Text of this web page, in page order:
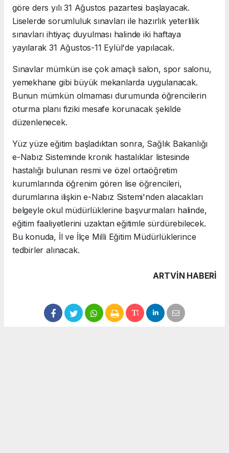
göre ders yılı 31 Ağustos pazartesi başlayacak.
Liselerde sorumluluk sınavları ile hazırlık yeterlilik
sınavları ihtiyaç duyulması halinde iki haftaya
yayılarak 31 Ağustos-11 Eylül'de yapılacak.
Sınavlar mümkün ise çok amaçlı salon, spor salonu,
yemekhane gibi büyük mekanlarda uygulanacak.
Bunun mümkün olmaması durumunda öğrencilerin
oturma planı fiziki mesafe korunacak şekilde
düzenlenecek.
Yüz yüze eğitim başladıktan sonra, Sağlık Bakanlığı
e-Nabız Sisteminde kronik hastalıklar listesinde
hastalığı bulunan resmi ve özel ortaöğretim
kurumlarında öğrenim gören lise öğrencileri,
durumlarına ilişkin e-Nabız Sistemi'nden alacakları
belgeyle okul müdürlüklerine başvurmaları halinde,
eğitim faaliyetlerini uzaktan eğitimle sürdürebilecek.
Bu konuda, İl ve İlçe Milli Eğitim Müdürlüklerince
tedbirler alınacak.
ARTVIN HABERİ